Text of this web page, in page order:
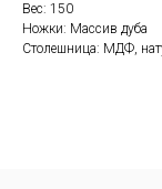
Вес: 150
Ножки: Массив дуба
Столешница: МДФ,